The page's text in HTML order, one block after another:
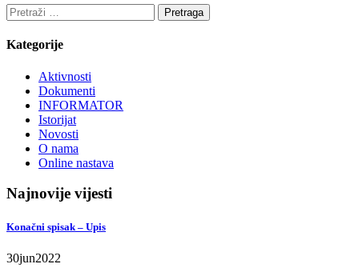
Pretraga:
Kategorije
Aktivnosti
Dokumenti
INFORMATOR
Istorijat
Novosti
O nama
Online nastava
Najnovije vijesti
Konačni spisak – Upis
30jun2022